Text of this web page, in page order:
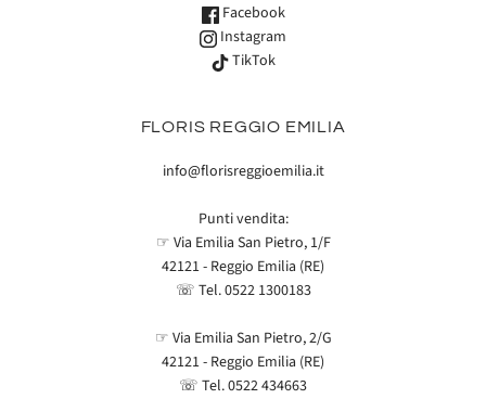
Facebook
Instagram
TikTok
FLORIS REGGIO EMILIA
info@florisreggioemilia.it
Punti vendita:
☞ Via Emilia San Pietro, 1/F
42121 - Reggio Emilia (RE)
☏ Tel.0522 1300183
☞ Via Emilia San Pietro, 2/G
42121 - Reggio Emilia (RE)
☏ Tel.0522 434663